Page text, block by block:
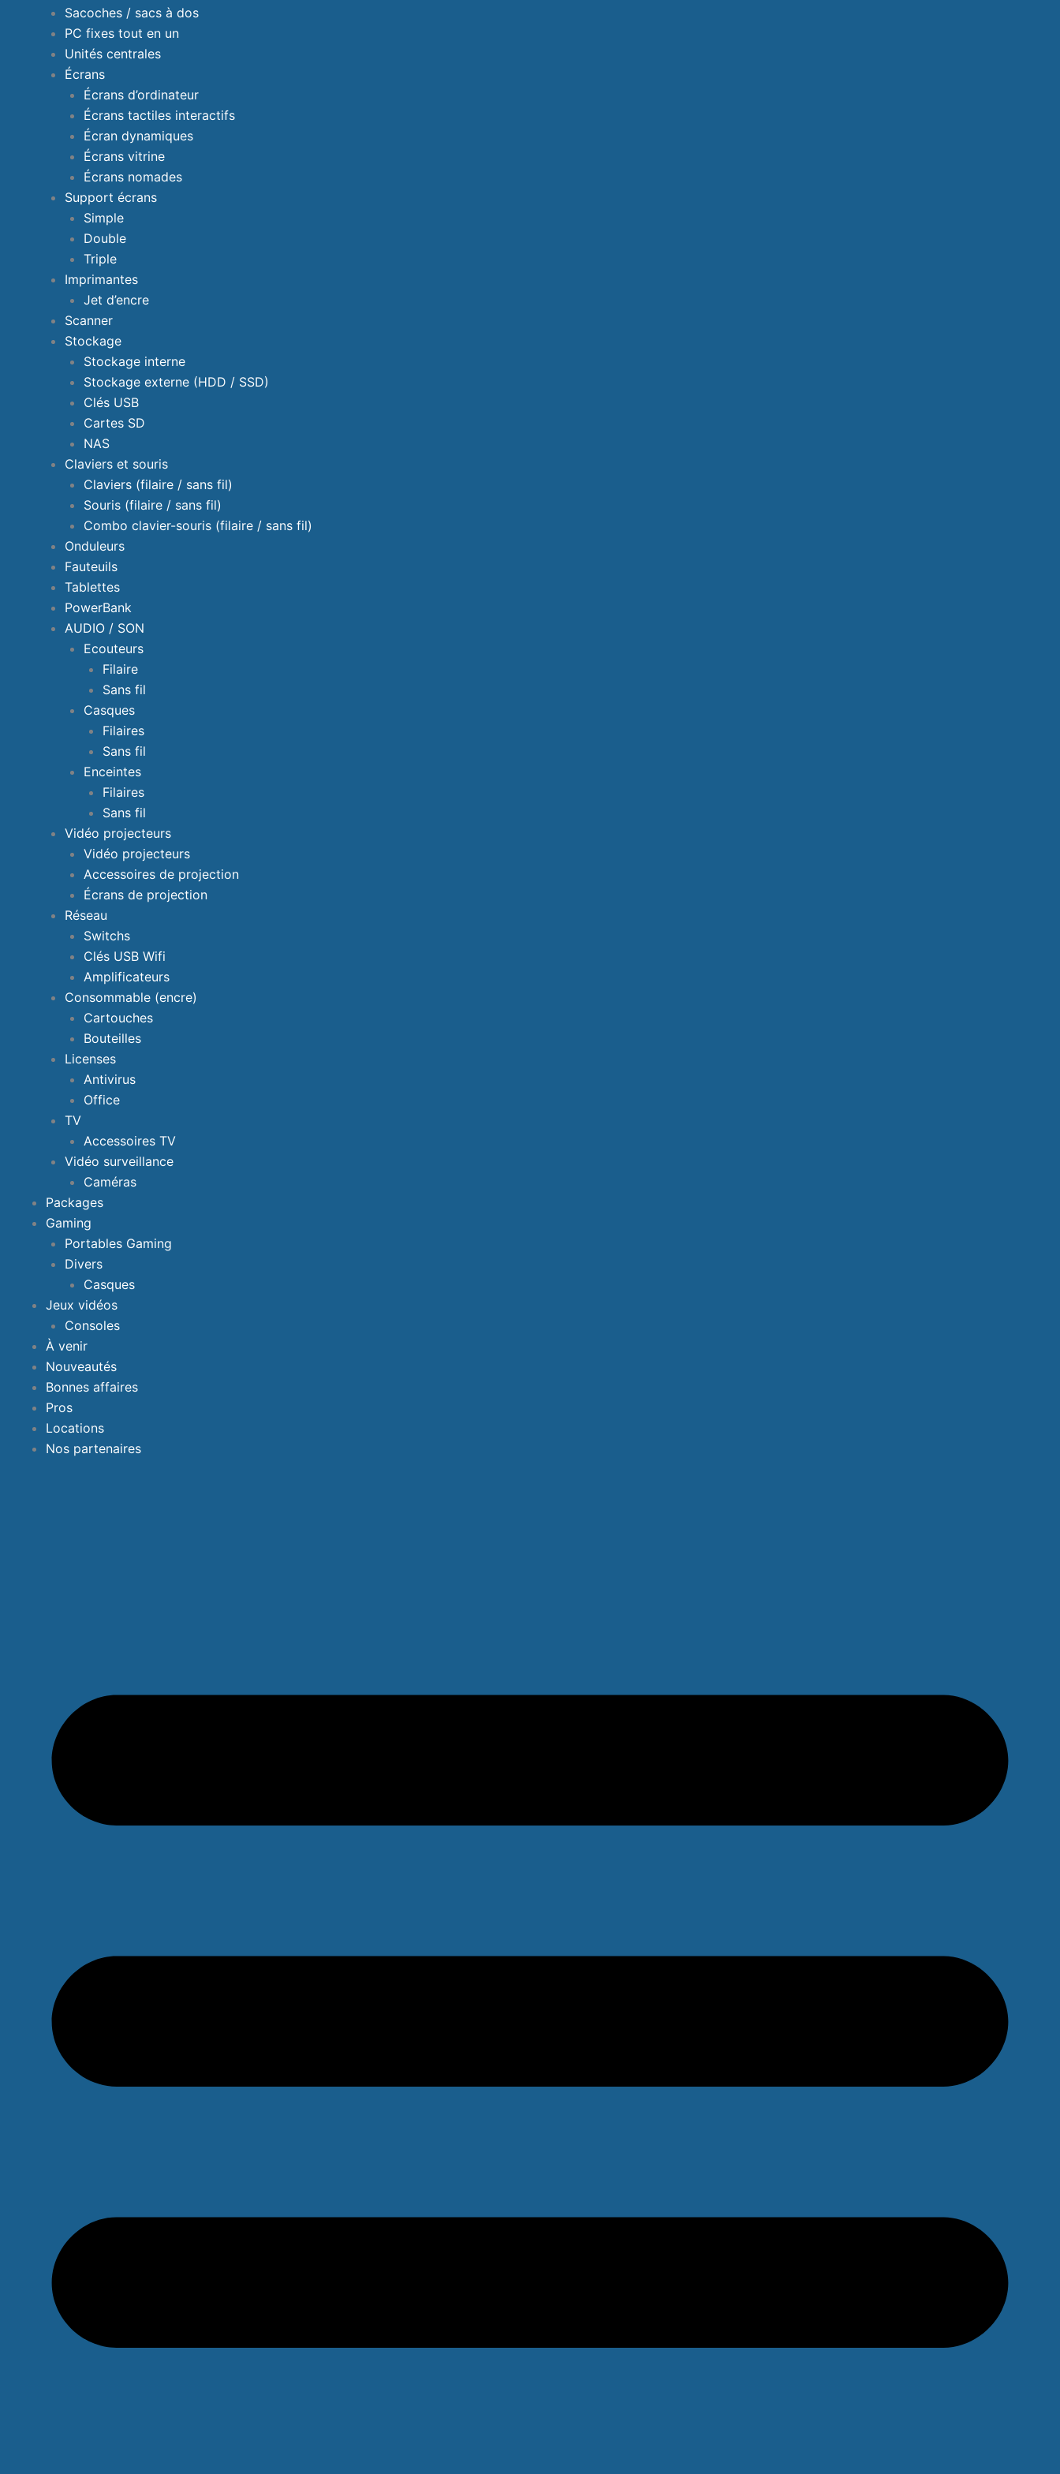
Sacoches / sacs à dos
PC fixes tout en un
Unités centrales
Écrans
Écrans d’ordinateur
Écrans tactiles interactifs
Écran dynamiques
Écrans vitrine
Écrans nomades
Support écrans
Simple
Double
Triple
Imprimantes
Jet d’encre
Scanner
Stockage
Stockage interne
Stockage externe (HDD / SSD)
Clés USB
Cartes SD
NAS
Claviers et souris
Claviers (filaire / sans fil)
Souris (filaire / sans fil)
Combo clavier-souris (filaire / sans fil)
Onduleurs
Fauteuils
Tablettes
PowerBank
AUDIO / SON
Ecouteurs
Filaire
Sans fil
Casques
Filaires
Sans fil
Enceintes
Filaires
Sans fil
Vidéo projecteurs
Vidéo projecteurs
Accessoires de projection
Écrans de projection
Réseau
Switchs
Clés USB Wifi
Amplificateurs
Consommable (encre)
Cartouches
Bouteilles
Licenses
Antivirus
Office
TV
Accessoires TV
Vidéo surveillance
Caméras
Packages
Gaming
Portables Gaming
Divers
Casques
Jeux vidéos
Consoles
À venir
Nouveautés
Bonnes affaires
Pros
Locations
Nos partenaires